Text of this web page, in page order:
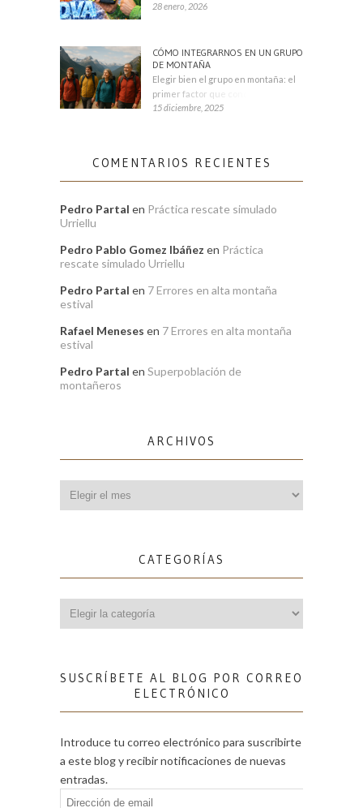
28 enero, 2026
CÓMO INTEGRARNOS EN UN GRUPO
DE MONTAÑA
Elegir bien el grupo en montaña: el
primer factor que condiciona tu
15 diciembre, 2025
COMENTARIOS RECIENTES
Pedro Partal en Práctica rescate simulado
Urriellu
Pedro Pablo Gomez Ibáñez en Práctica
rescate simulado Urriellu
Pedro Partal en 7 Errores en alta montaña
estival
Rafael Meneses en 7 Errores en alta montaña
estival
Pedro Partal en Superpoblación de
montañeros
ARCHIVOS
CATEGORÍAS
SUSCRÍBETE AL BLOG POR CORREO
ELECTRÓNICO
Introduce tu correo electrónico para suscribirte
a este blog y recibir notificaciones de nuevas
entradas.
Dirección